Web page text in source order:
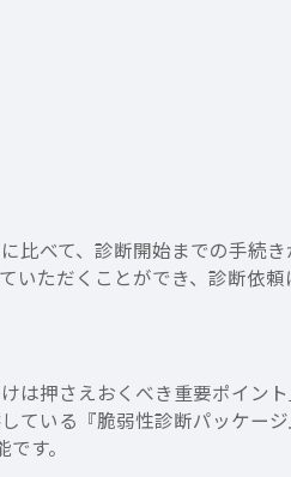
比べて、診断開始までの手続き
いただくことができ、診断依
は押さえおくべき重要ポイン
ている『脆弱性診断パッケー
す。